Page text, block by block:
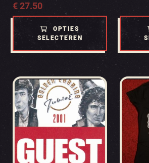
€27.50
OPTIES
SELECTEREN
€ 30.00
tot